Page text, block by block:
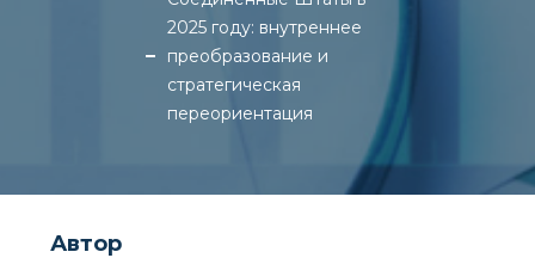
2025 году: внутреннее
преобразование и
стратегическая
переориентация
Автор